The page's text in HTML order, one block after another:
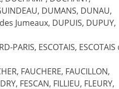
DUMANS, DUNAU,
Jumeaux, DUPUIS, DUPUY,
PARIS, ESCOTAIS, ESCOTAIS
FAUCHERE, FAUCILLON,
FESCAN, FILLIEU, FLEURY,